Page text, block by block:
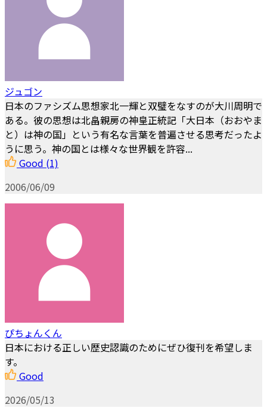
ジュゴン
日本のファシズム思想家北一輝と双璧をなすのが大川周明で
ある。彼の思想は北畠親房の神皇正統記「大日本（おおやま
と）は神の国」という有名な言葉を普遍させる思考だったよ
うに思う。神の国とは様々な世界観を許容...
Good (1)
2006/06/09
ぴちょんくん
日本における正しい歴史認識のためにぜひ復刊を希望しま
す。
Good
2026/05/13